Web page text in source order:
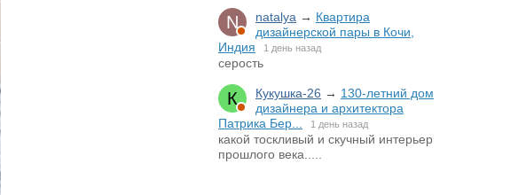
natalya → Квартира
дизайнерской пары в Кочи,
Индия
1 день назад
серость
Кукушка-26 → 130-летний дом
дизайнера и архитектора
Патрика Бер...
1 день назад
какой тоскливый и скучный интерьер
прошлого века.....